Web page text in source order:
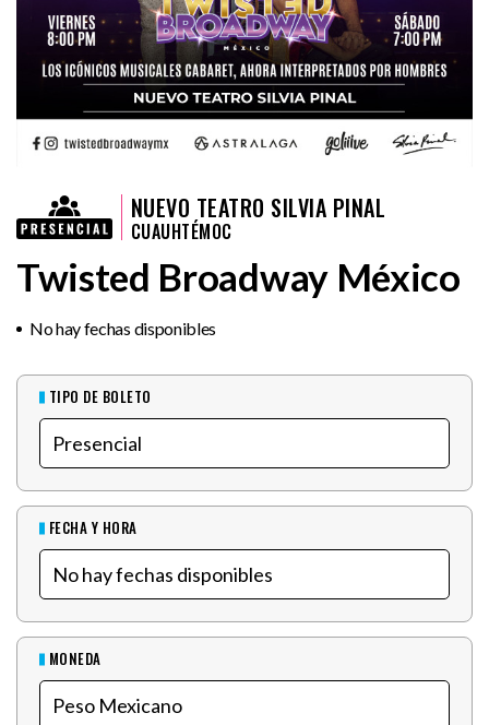
NUEVO TEATRO SILVIA PINAL
CUAUHTÉMOC
Twisted Broadway México
No hay fechas disponibles
TIPO DE BOLETO
FECHA Y HORA
MONEDA